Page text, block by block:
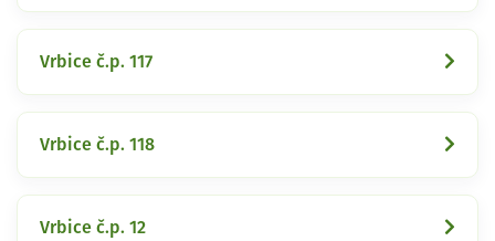
Vrbice č.p. 117
Vrbice č.p. 118
Vrbice č.p. 12